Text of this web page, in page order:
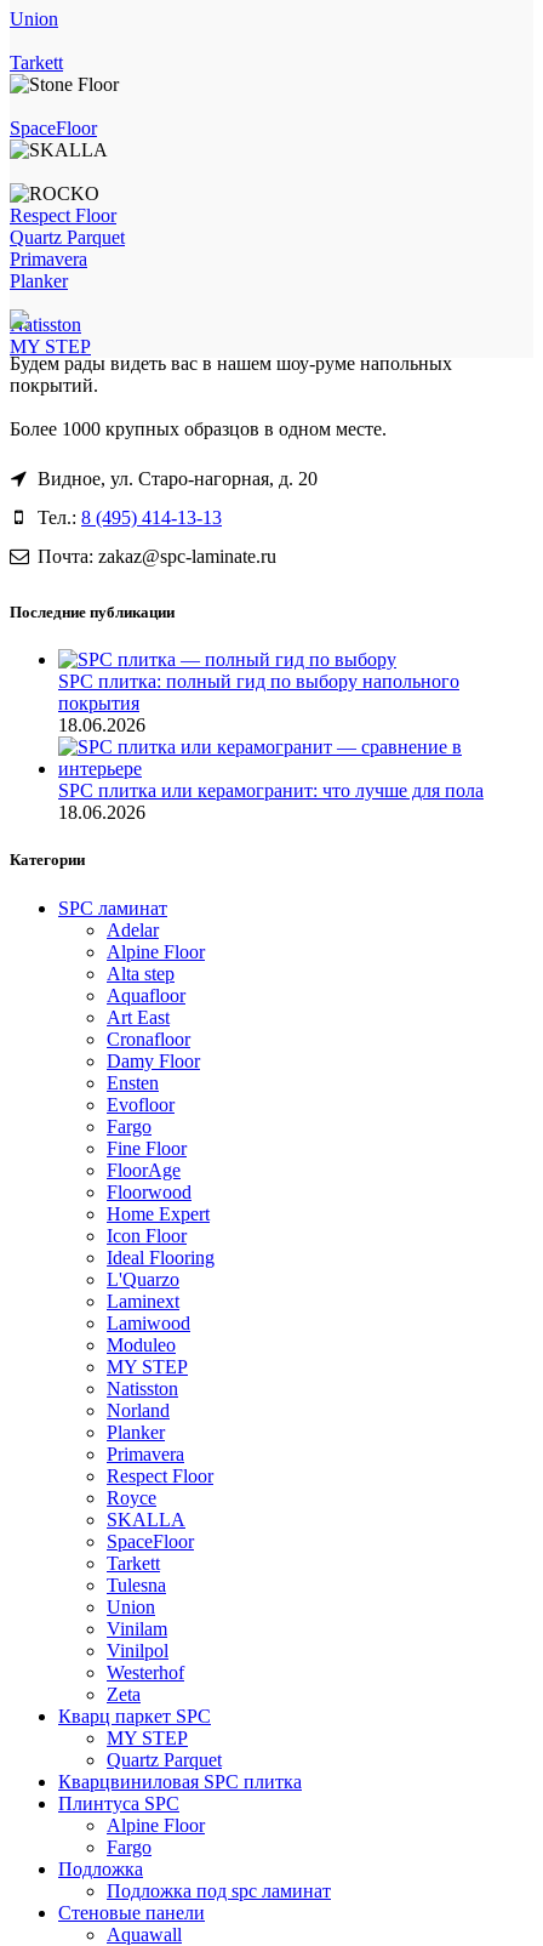
Union
Tarkett
SpaceFloor
Respect Floor
Quartz Parquet
Primavera
Planker
Natisston
MY STEP
Будем рады видеть вас в нашем шоу-руме напольных
покрытий.
Более 1000 крупных образцов в одном месте.
Видное, ул. Старо-нагорная, д. 20
Тел.: 8 (495) 414-13-13
Почта: zakaz@spc-laminate.ru
Последние публикации
SPC плитка: полный гид по выбору напольного
покрытия
18.06.2026
SPC плитка или керамогранит: что лучше для пола
18.06.2026
Категории
SPC ламинат
Adelar
Alpine Floor
Alta step
Aquafloor
Art East
Cronafloor
Damy Floor
Ensten
Evofloor
Fargo
Fine Floor
FloorAge
Floorwood
Home Expert
Icon Floor
Ideal Flooring
L'Quarzo
Laminext
Lamiwood
Moduleo
MY STEP
Natisston
Norland
Planker
Primavera
Respect Floor
Royce
SKALLA
SpaceFloor
Tarkett
Tulesna
Union
Vinilam
Vinilpol
Westerhof
Zeta
Кварц паркет SPC
MY STEP
Quartz Parquet
Кварцвиниловая SPC плитка
Плинтуса SPC
Alpine Floor
Fargo
Подложка
Подложка под spc ламинат
Стеновые панели
Aquawall